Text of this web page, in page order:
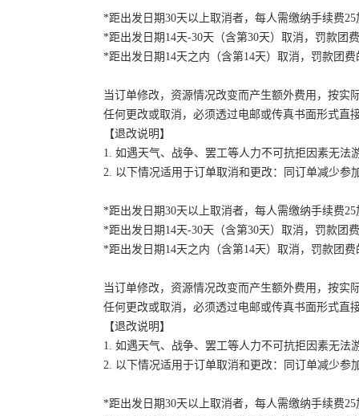
*距出发日期30天以上取消者，每人需缴纳手续费
*距出发日期14天-30天（含第30天）取消，罚款团
*距出发日期14天之内（含第14天）取消，罚款团费
当订单修改，资源情况改变而产生额外费用，按实
任何更改或取消，必须透过电邮或传真书面形式直
【退改说明】
1. 如遇天气、战争、罢工等人力不可抗拒因素无
2. 以下情况适用于订单取消和更改：同订单减少
*距出发日期30天以上取消者，每人需缴纳手续费
*距出发日期14天-30天（含第30天）取消，罚款团
*距出发日期14天之内（含第14天）取消，罚款团费
当订单修改，资源情况改变而产生额外费用，按实
任何更改或取消，必须透过电邮或传真书面形式直
【退改说明】
1. 如遇天气、战争、罢工等人力不可抗拒因素无
2. 以下情况适用于订单取消和更改：同订单减少
*距出发日期30天以上取消者，每人需缴纳手续费